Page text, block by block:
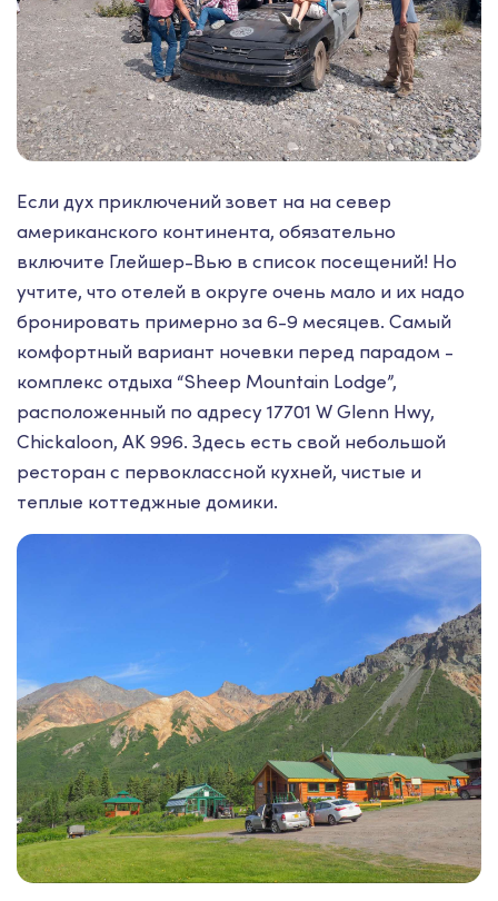
Если дух приключений зовет на на север
американского континента, обязательно
включите Глейшер-Вью в список посещений! Но
учтите, что отелей в округе очень мало и их надо
бронировать примерно за 6-9 месяцев. Самый
комфортный вариант ночевки перед парадом -
комплекс отдыха “Sheep Mountain Lodge”,
расположенный по адресу 17701 W Glenn Hwy,
Chickaloon, AK 996. Здесь есть свой небольшой
ресторан с первоклассной кухней, чистые и
теплые коттеджные домики.